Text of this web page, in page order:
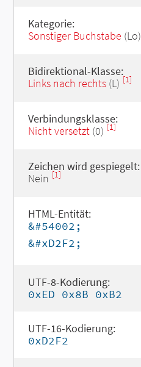
Kategorie:
Sonstiger Buchstabe (Lo)
Bidirektional-Klasse:
Links nach rechts(L) [1]
Verbindungsklasse:
Nicht versetzt(0) [1]
Zeichen wird gespiegelt:
Nein [1]
HTML-Entität:
&#54002;
&#xD2F2;
UTF-8-Kodierung:
0xED 0x8B 0xB2
UTF-16-Kodierung:
0xD2F2